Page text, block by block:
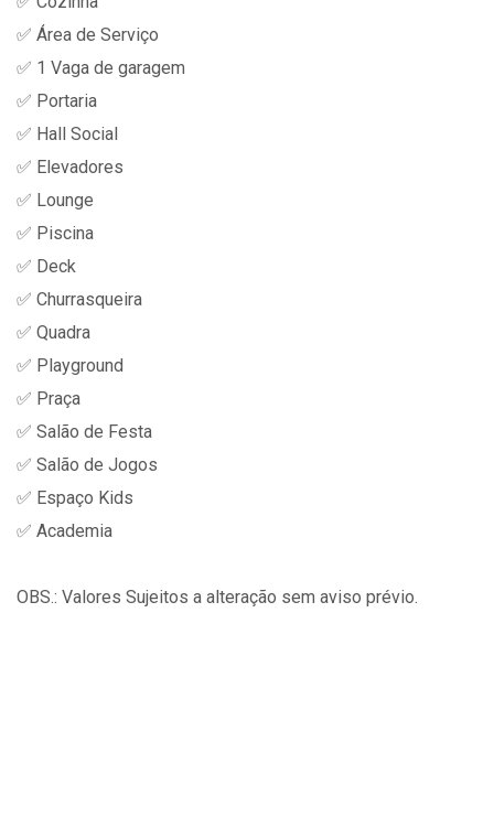
✅ Área de Serviço
✅ 1 Vaga de garagem
✅ Portaria
✅ Hall Social
✅ Elevadores
✅ Lounge
✅ Piscina
✅ Deck
✅ Churrasqueira
✅ Quadra
✅ Playground
✅ Praça
✅ Salão de Festa
✅ Salão de Jogos
✅ Espaço Kids
✅ Academia
OBS.: Valores Sujeitos a alteração sem aviso prévio.